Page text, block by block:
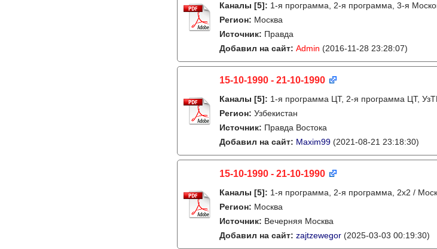
Каналы [5]: 1-я программа, 2-я программа, 3-я
Регион: Москва
Источник: Правда
Добавил на сайт: Admin (2016-11-28 23:28:07)
15-10-1990 - 21-10-1990
Каналы [5]: 1-я программа ЦТ, 2-я программа ЦТ,
Регион: Узбекистан
Источник: Правда Востока
Добавил на сайт: Maxim99 (2021-08-21 23:18:30)
15-10-1990 - 21-10-1990
Каналы [5]: 1-я программа, 2-я программа, 2х2 /
Регион: Москва
Источник: Вечерняя Москва
Добавил на сайт: zajtzewegor (2025-03-03 00:19:30)